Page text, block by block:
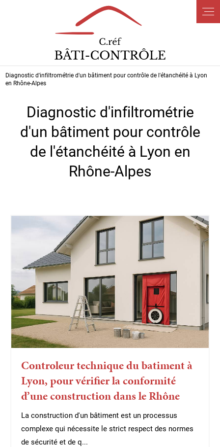
Diagnostic d'infiltrométrie d'un bâtiment pour contrôle de l'étanchéité à Lyon
en Rhône-Alpes
Diagnostic d'infiltrométrie
d'un bâtiment pour contrôle
de l'étanchéité à Lyon en
Rhône-Alpes
Controleur technique du batiment à
Lyon, pour vérifier la conformité
d’une construction dans le Rhône
La construction d'un bâtiment est un processus
complexe qui nécessite le strict respect des normes
de sécurité et de q...
Panneau de gestion des cookies